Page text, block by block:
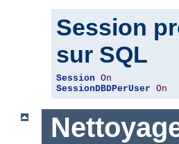
Session
sur SQL
Session On
SessionDBDPerUser On